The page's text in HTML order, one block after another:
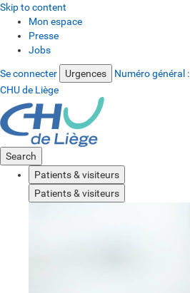
Skip to content
Mon espace
Presse
Jobs
Se connecter Urgences Numéro général :
CHU de Liège
Search
Patients & visiteurs
Patients & visiteurs